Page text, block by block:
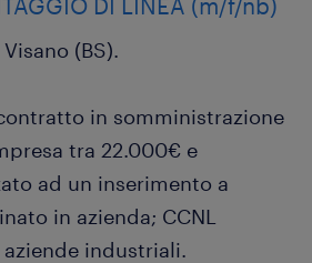
DI LINEA (m/f/nb)
(BS).
in somministrazione
tra 22.000€ e
ad un inserimento a
in azienda; CCNL
industriali.